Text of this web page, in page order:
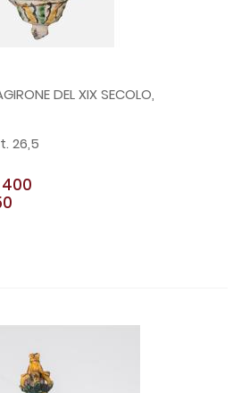
DEL XIX SECOLO,
26,5